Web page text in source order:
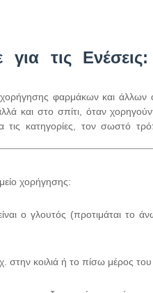
τις Ενέσεις:
χορήγησης φαρμάκων και
και στο σπίτι, όταν
τις κατηγορίες, τον σωστό
χορήγησης:
ο γλουτός (προτιμάται το
κοιλιά ή το πίσω μέρος του